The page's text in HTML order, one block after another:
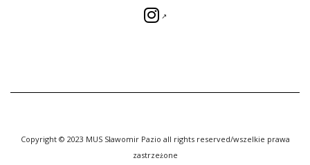
Copyright © 2023 MUS Sławomir Pazio all rights reserved/wszelkie prawa
zastrzeżone